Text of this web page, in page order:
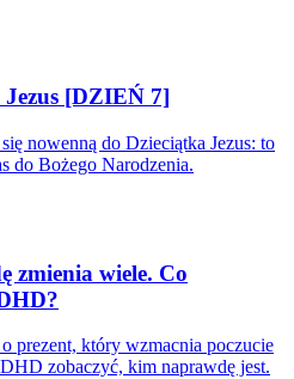
[DZIEŃ 7]
nowenną do Dzieciątka Jezus: to
do Bożego Narodzenia.
zmienia wiele. Co
prezent, który wzmacnia poczucie
zobaczyć, kim naprawdę jest.